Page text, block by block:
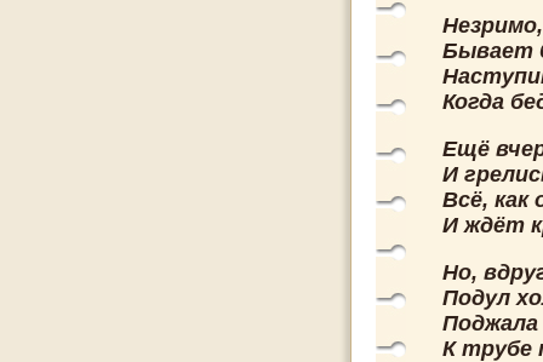
Бывает
Когда
Ещё
И
Всё, как
И ждёт
Но,
Подул
Поджала
К трубе